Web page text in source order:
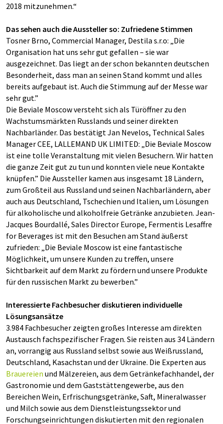
2018 mitzunehmen.“
Das sehen auch die Aussteller so: Zufriedene Stimmen
Tosner Brno, Commercial Manager, Destila s.r.o: „Die
Organisation hat uns sehr gut gefallen – sie war
ausgezeichnet. Das liegt an der schon bekannten deutschen
Besonderheit, dass man an seinen Stand kommt und alles
bereits aufgebaut ist. Auch die Stimmung auf der Messe war
sehr gut.”
Die Beviale Moscow versteht sich als Türöffner zu den
Wachstumsmärkten Russlands und seiner direkten
Nachbarländer. Das bestätigt Jan Nevelos, Technical Sales
Manager CEE, LALLEMAND UK LIMITED: „Die Beviale Moscow
ist eine tolle Veranstaltung mit vielen Besuchern. Wir hatten
die ganze Zeit gut zu tun und konnten viele neue Kontakte
knüpfen.” Die Aussteller kamen aus insgesamt 18 Ländern,
zum Großteil aus Russland und seinen Nachbarländern, aber
auch aus Deutschland, Tschechien und Italien, um Lösungen
für alkoholische und alkoholfreie Getränke anzubieten. Jean-
Jacques Bourdallé, Sales Director Europe, Fermentis Lesaffre
for Beverages ist mit den Besuchen am Stand äußerst
zufrieden: „Die Beviale Moscow ist eine fantastische
Möglichkeit, um unsere Kunden zu treffen, unsere
Sichtbarkeit auf dem Markt zu fördern und unsere Produkte
für den russischen Markt zu bewerben.”
Interessierte Fachbesucher diskutieren individuelle
Lösungsansätze
3.984 Fachbesucher zeigten großes Interesse am direkten
Austausch fachspezifischer Fragen. Sie reisten aus 34 Ländern
an, vorrangig aus Russland selbst sowie aus Weißrussland,
Deutschland, Kasachstan und der Ukraine. Die Experten aus
Brauereien und Mälzereien, aus dem Getränkefachhandel, der
Gastronomie und dem Gaststättengewerbe, aus den
Bereichen Wein, Erfrischungsgetränke, Saft, Mineralwasser
und Milch sowie aus dem Dienstleistungssektor und
Forschungseinrichtungen diskutierten mit den regionalen